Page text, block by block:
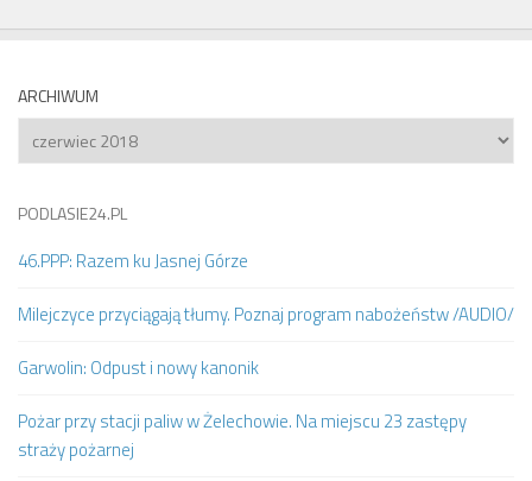
ARCHIWUM
Archiwum
PODLASIE24.PL
46.PPP: Razem ku Jasnej Górze
Milejczyce przyciągają tłumy. Poznaj program nabożeństw /AUDIO/
Garwolin: Odpust i nowy kanonik
Pożar przy stacji paliw w Żelechowie. Na miejscu 23 zastępy
straży pożarnej